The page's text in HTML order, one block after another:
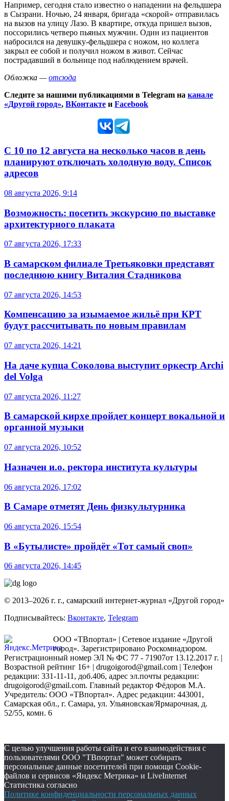
Например, сегодня стало известно о нападении на фельдшера
в Сызрани. Ночью, 24 января, бригада «скорой» отправилась
на вызов на улицу Лазо. В квартире, откуда пришел вызов,
поссорились четверо пьяных мужчин. Один из пациентов
набросился на девушку-фельдшера с ножом, но коллега
закрыл ее собой и получил ножом в живот. Сейчас
пострадавший в больнице под наблюдением врачей.
Обложка —отсюда
Следите за нашими публикациями в Telegram на канале
«Другой город», ВКонтакте и Facebook
С 10 по 12 августа на несколько часов в день
планируют отключать холодную воду. Список
адресов
08 августа 2026, 9:14
Возможность: посетить экскурсию по выставке
архитектурного плаката
07 августа 2026, 17:33
В самарском филиале Третьяковки представят
последнюю книгу Виталия Стадникова
07 августа 2026, 14:53
Компенсацию за изымаемое жильё при КРТ
будут рассчитывать по новым правилам
07 августа 2026, 14:21
На даче купца Соколова выступит оркестр Archi
del Volga
07 августа 2026, 11:27
В самарской кирхе пройдет концерт вокальной и
органной музыки
07 августа 2026, 10:52
Назначен и.о. ректора института культуры
06 августа 2026, 17:02
В Самаре отметят День физкультурника
06 августа 2026, 15:54
В «Бутылисте» пройдёт «Тот самый своп»
06 августа 2026, 14:45
© 2013–2026 г. г., самарский интернет-журнал «Другой город»
Подписывайтесь: Вконтакте, Telegram
ООО «ТВпортал» | Сетевое издание «Другой
город». Зарегистрировано Роскомнадзором.
Регистрационный номер ЭЛ № ФС 77 - 71907от 13.12.2017 г. |
Возрастной рейтинг 16+ | drugoigorod@gmail.com | Телефон
редакции: 331-11-11, доб.406, адрес эл.почты редакции:
drugoigorod@gmail.com. Главный редактор Фёдоров М.А.
Учредитель: ООО «ТВпортал». Адрес редакции: 443001,
Самарская обл., г. Самара, ул. Ульяновская/Ярмарочная, д.
52/55, комн. 6
С целью улучшения работы сайта и его взаимодействия с
пользователями ООО "ТВпортал" может собирать
персональные данные посетителей при помощи Cookie-
файлов и сервисов «Яндекс Метрика» и LiveInternet
Статистика согласно
Политике конфиденциальности персональных данных